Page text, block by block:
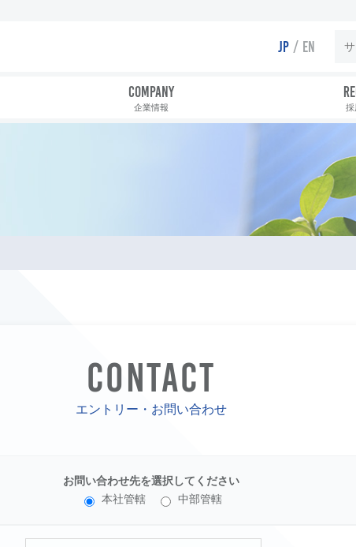
COMPANY
企業情報 採
JP EN
CONTACT
エントリー・お問い合わせ
お問い合わせ先を選択してください
本社管轄
中部管轄